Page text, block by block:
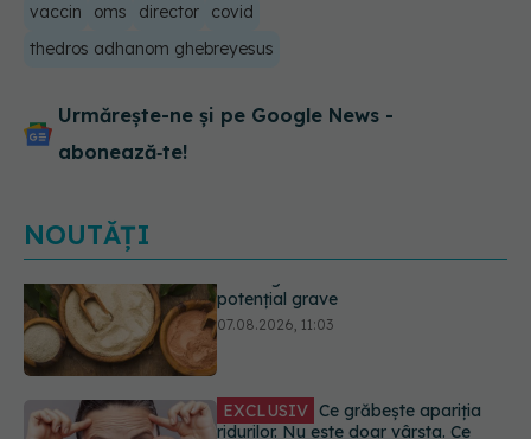
vaccin oms director
covid
thedros adhanom ghebreyesus
Urmărește-ne și pe Google News -
abonează‑te!
NOUTĂȚI
EXCLUSIV Ce grăbește apariția